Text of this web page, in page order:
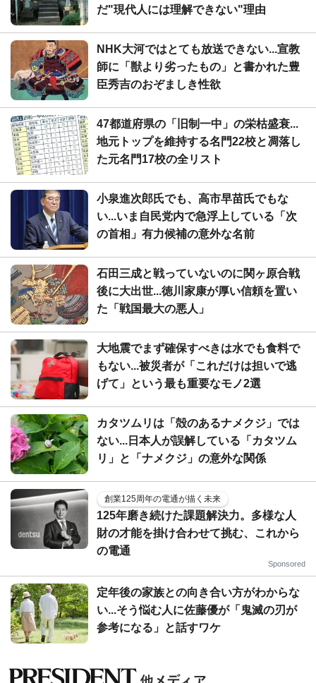
だ"現代人には理解できない"理由
NHK大河ではとても放送できない...宣教
師に「獣より劣ったもの」と書かれた豊
臣秀吉のおぞましき性欲
47都道府県の「旧制一中」の栄枯盛衰...
地元トップを維持する名門22校と凋落し
た元名門17校の全リスト
小泉進次郎氏でも、高市早苗氏でもな
い...いま自民党内で急浮上している「次
の首相」有力候補の意外な名前
石田三成と戦っていないのに関ヶ原合戦
後に大出世...徳川家康が厚い信頼を置い
た「戦国最大の悪人」
大地震でまず確保すべきは水でも食料で
もない...被災者が「これだけは担いで逃
げて」という最も重要なモノ2選
カタツムリは「殻のあるナメクジ」では
ない...日本人が誤解している「カタツム
リ」と「ナメクジ」の意外な関係
創業125周年の電通が描く未来
125年磨き続けた課題解決力。多様な人
財の才能を掛け合わせて挑む、これから
の電通
Sponsored
定年後の家族との向き合い方がわからな
い...そう悩む人に佐藤優が「鬼滅の刃が
参考になる」と話すワケ